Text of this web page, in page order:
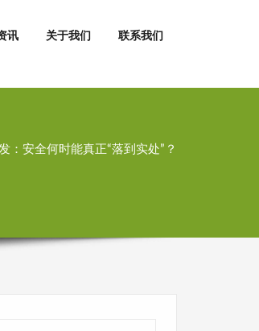
讯 关于我们 联系我们
：安全何时能真正“落到实处”？